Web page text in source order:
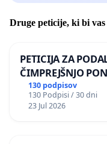
Druge peticije, ki bi
PETICIJA ZA
ČIMPREJŠNJO
BERNARDA
REPUBLIKE
130 podpisov
130 Podpisi / 30 dni
23 Jul 2026